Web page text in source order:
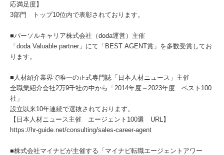
応満足度】
3部門 トップ10位内で表彰されております。
■パーソルキャリア株式会社（doda運営）主催
「doda Valuable partner」にて「BEST AGENT賞」を多数受賞してお
ります。
■人材紹介業界で唯一の正式専門誌「日本人材ニュース」主催
全職業紹介会社2万9千社の中から「2014年度～2023年度 ベスト100
社」
設立以来10年連続で選抜されております。
【日本人材ニュース主催 エージェント100選 URL】
https://hr-guide.net/consulting/sales-career-agent
■株式会社マイナビが主催する「マイナビ転職エージェントアワー